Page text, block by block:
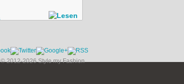
© 2012-2026 Style my Fashion